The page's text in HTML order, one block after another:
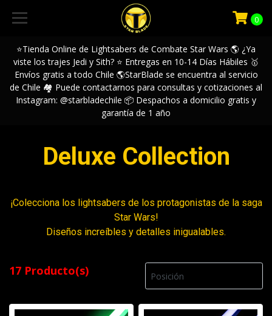
⭐️Tienda Online de Lightsabers de Combate Star Wars 🌎 ¿Ya
viste los trajes Jedi y Sith? ⭐️ Entregas en 10-14 Días Hábiles 🥇
Envíos gratis a todo Chile 🌎StarBlade se encuentra al servicio
de Chile 🏘️ Puede contactarnos para consultas y cotizaciones al
Instagram: @starbladechile 📦 Despachos a domicilio gratis y
garantía de 1 año
0
Deluxe Collection
¡Colecciona los lightsabers de los protagonistas de la saga
Star Wars!
Diseños increíbles y detalles inigualables.
17 Producto(s)